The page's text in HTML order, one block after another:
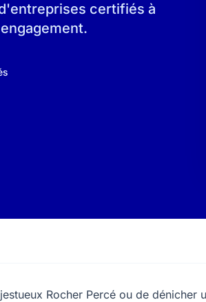
certifiés à
Rocher Percé ou de dénicher